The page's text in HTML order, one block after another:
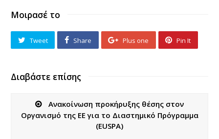
Μοιρασέ το
Tweet Share Plus one Pin It
Διαβάστε επίσης
Ανακοίνωση προκήρυξης θέσης στον
Οργανισμό της ΕΕ για το Διαστημικό Πρόγραμμα
(EUSPA)